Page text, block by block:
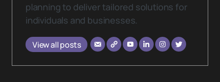
planning to deliver tailored solutions for
individuals and businesses.
View all posts